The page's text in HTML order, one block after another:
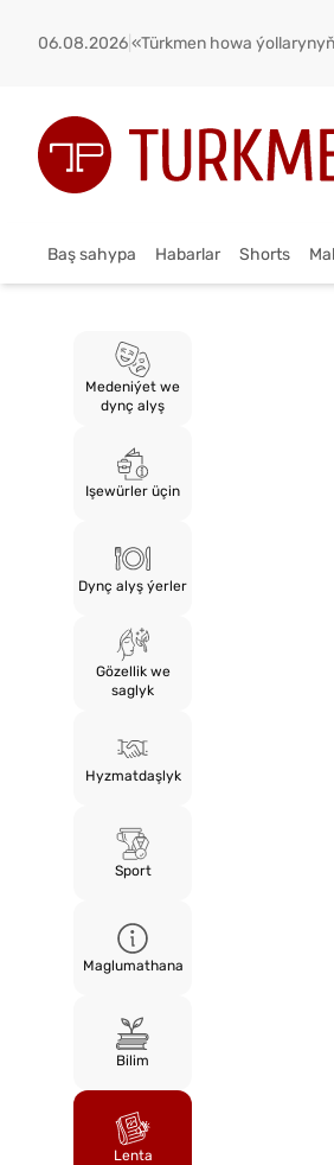
06.08.2026«Türkmen howa
Baş sahypa Habarlar Shorts
Medeniýet we
dynç alyş
Işewürler üçin
Dynç alyş ýerler
Gözellik we
saglyk
Hyzmatdaşlyk
Sport
Maglumathana
Bilim
Lenta